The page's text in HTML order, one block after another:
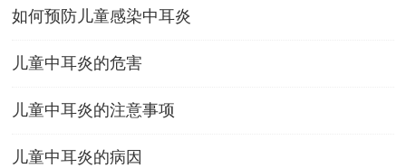
如何预防儿童感染中耳炎
儿童中耳炎的危害
儿童中耳炎的注意事项
儿童中耳炎的病因